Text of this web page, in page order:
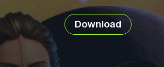
Download